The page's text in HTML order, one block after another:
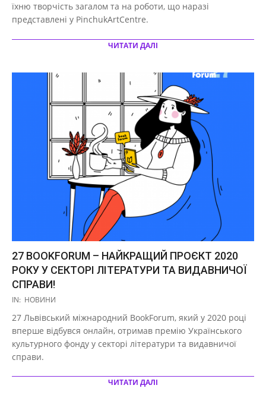
їхню творчість загалом та на роботи, що наразі
представлені у PinchukArtCentre.
ЧИТАТИ ДАЛІ
27 BOOKFORUM – НАЙКРАЩИЙ ПРОЄКТ 2020
РОКУ У СЕКТОРІ ЛІТЕРАТУРИ ТА ВИДАВНИЧОЇ
СПРАВИ!
2021-
29
IN: НОВИНИ
27 Львівський міжнародний BookForum, який у 2020 році
вперше відбувся онлайн, отримав премію Українського
культурного фонду у секторі літератури та видавничої
справи.
ЧИТАТИ ДАЛІ